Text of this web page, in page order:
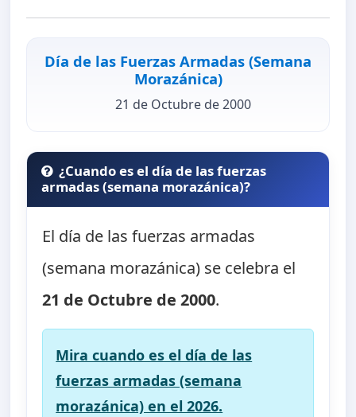
Día de las Fuerzas Armadas (Semana
Morazánica)
21 de Octubre de 2000
¿Cuando es el día de las fuerzas
armadas (semana morazánica)?
El día de las fuerzas armadas
(semana morazánica) se celebra el
21 de Octubre de 2000.
Mira cuando es el día de las
fuerzas armadas (semana
morazánica) en el 2026.